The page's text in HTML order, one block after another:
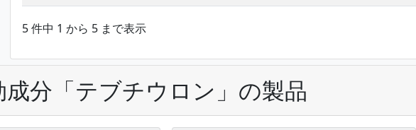
5 件中 1 から 5 まで表示
成分「テブチウロン」の製品